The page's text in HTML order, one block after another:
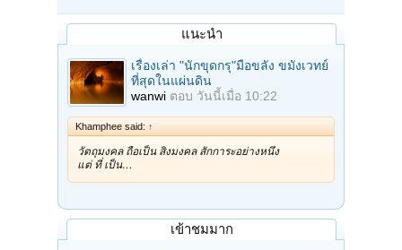
แนะนำ
เรื่องเล่า "นักขุดกรุ"มือขลัง ขมังเวทย์
ที่สุดในแผ่นดิน
wanwi ตอบ วันนี้เมื่อ 10:22
Khamphee said: ↑
วัตถุมงคล ถือเป็น สิ่งมงคล สักการะอย่างหนึ่ง
แต่ ที่ เป็น…
เข้าชมมาก